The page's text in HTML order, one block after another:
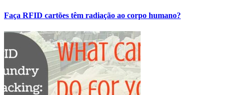
Faça RFID cartões têm radiação ao corpo humano?